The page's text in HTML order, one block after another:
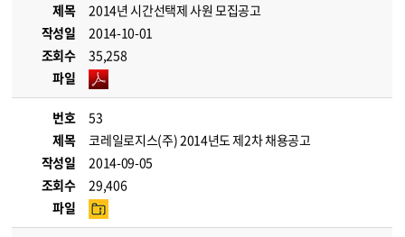
제목
2014년 시간선택제 사원 모집공고
작성일
2014-10-01
조회수
35,258
파일
번호
53
제목
코레일로지스(주) 2014년도 제2차 채용공고
작성일
2014-09-05
조회수
29,406
파일